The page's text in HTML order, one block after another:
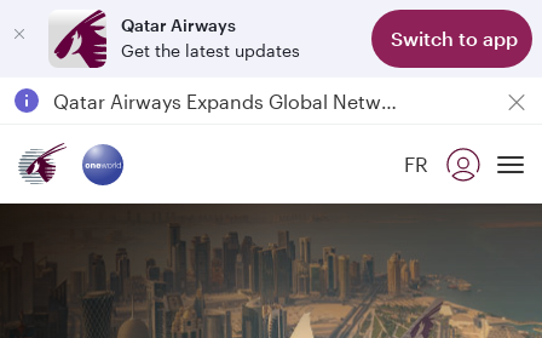
Qatar Airways
Get the latest updates
Switch to app
Qatar Airways Expands Global Network to over 160 Destinations
6 August 2026: Qatar Airways flight resumption to Bahrain (BAH), Erbil (EBL), and Kuwait (KWI)
FR